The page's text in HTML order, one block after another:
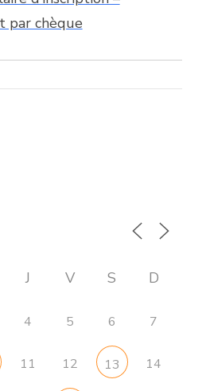
par chèque
J V S D
4 5 6 7
11 12 13 14